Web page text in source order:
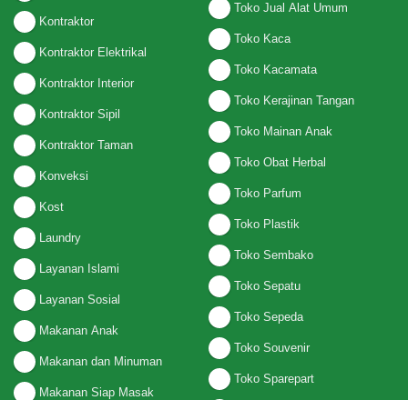
Kontraktor
Kontraktor Elektrikal
Kontraktor Interior
Kontraktor Sipil
Kontraktor Taman
Konveksi
Kost
Laundry
Layanan Islami
Layanan Sosial
Makanan Anak
Makanan dan Minuman
Makanan Siap Masak
Toko Jual Alat Umum
Toko Kaca
Toko Kacamata
Toko Kerajinan Tangan
Toko Mainan Anak
Toko Obat Herbal
Toko Parfum
Toko Plastik
Toko Sembako
Toko Sepatu
Toko Sepeda
Toko Souvenir
Toko Sparepart